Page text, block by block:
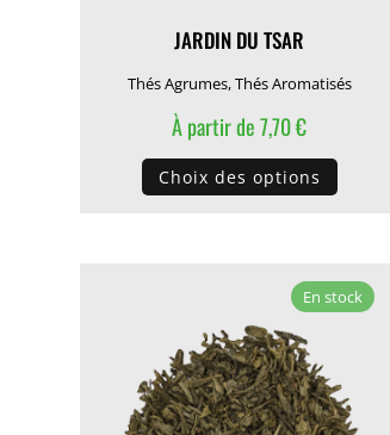
JARDIN DU TSAR
Thés Agrumes,Thés Aromatisés
À partir de7,70€
Choix des options
Ce
produit
Les
être
En stock